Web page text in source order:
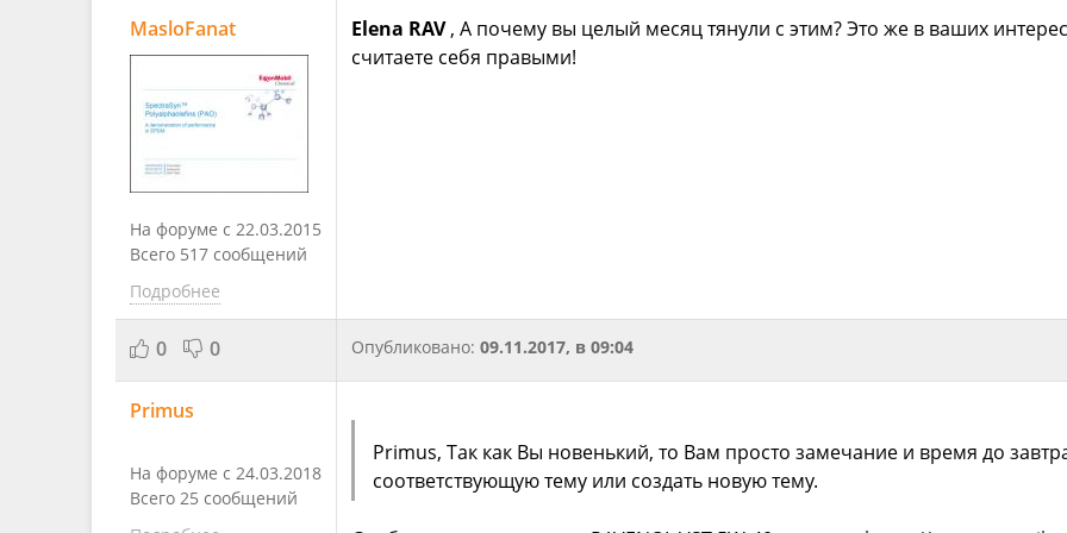
MasloFanat
На форуме с 22.03.2015
Всего 517 сообщений
Подробнее
Elena RAV, А почему вы целый месяц тянули с этим? Это же в ваших
считаете себя правыми!
0 0 Опубликовано: 09.11.2017, в 09:04
Primus
На форуме с 24.03.2018
Всего 25 сообщений
Primus, Так как Вы новенький, то Вам просто замечание и время до
соответствующую тему или создать новую тему.